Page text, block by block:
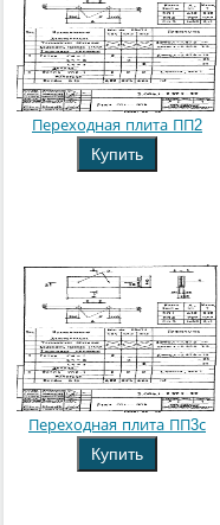
Переходная плита ПП2
Купить
Переходная плита ПП3с
Купить